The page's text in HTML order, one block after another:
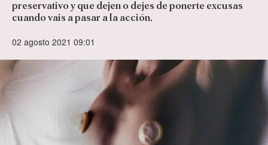
preservativo y que dejen o dejes de ponerte excusas
cuando vais a pasar a la acción.
02 agosto 2021 09:01